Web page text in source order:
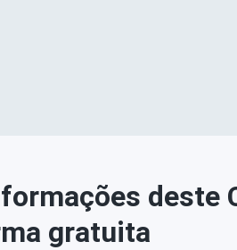
deste
gratuita